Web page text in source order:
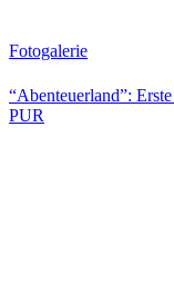
Fotogalerie
“Abenteuerland”:
PUR